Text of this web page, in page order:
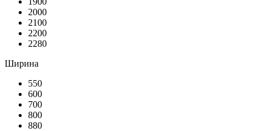
2000
2100
2200
2280
Ширина
550
600
700
800
880